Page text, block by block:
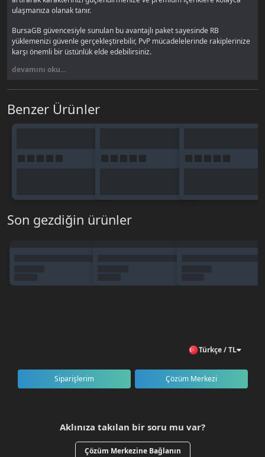
ulaşmanıza olanak tanır.
BursaGB güvencesiyle sunulan bu avantajlı paket sayesinde RB
yüklemenizi güvenle gerçekleştirebilir, PvP mücadelelerinde rakiplerinize
karşı önemli bir üstünlük elde edebilirsiniz.
RB ile Neler Yapabilirsiniz?
Ekipman ve item satın alma
Premium hizmetlerden yararlanma
Etkinlik paketleri
BursaGB’den Realko RB Neden
⚡ Hızlı teslimat
🔐 Güvenli ödeme altyapısı
Ürünü sepete ekleyerek ödeme işlemini tamamlayın.
devamını oku...
Benzer Ürünler
Son gezdiğin ürünler
Türkçe / TL
Siparişlerim Çözüm Merkezi
Aklınıza takılan bir soru mu var?
Çözüm Merkezine Bağlanın